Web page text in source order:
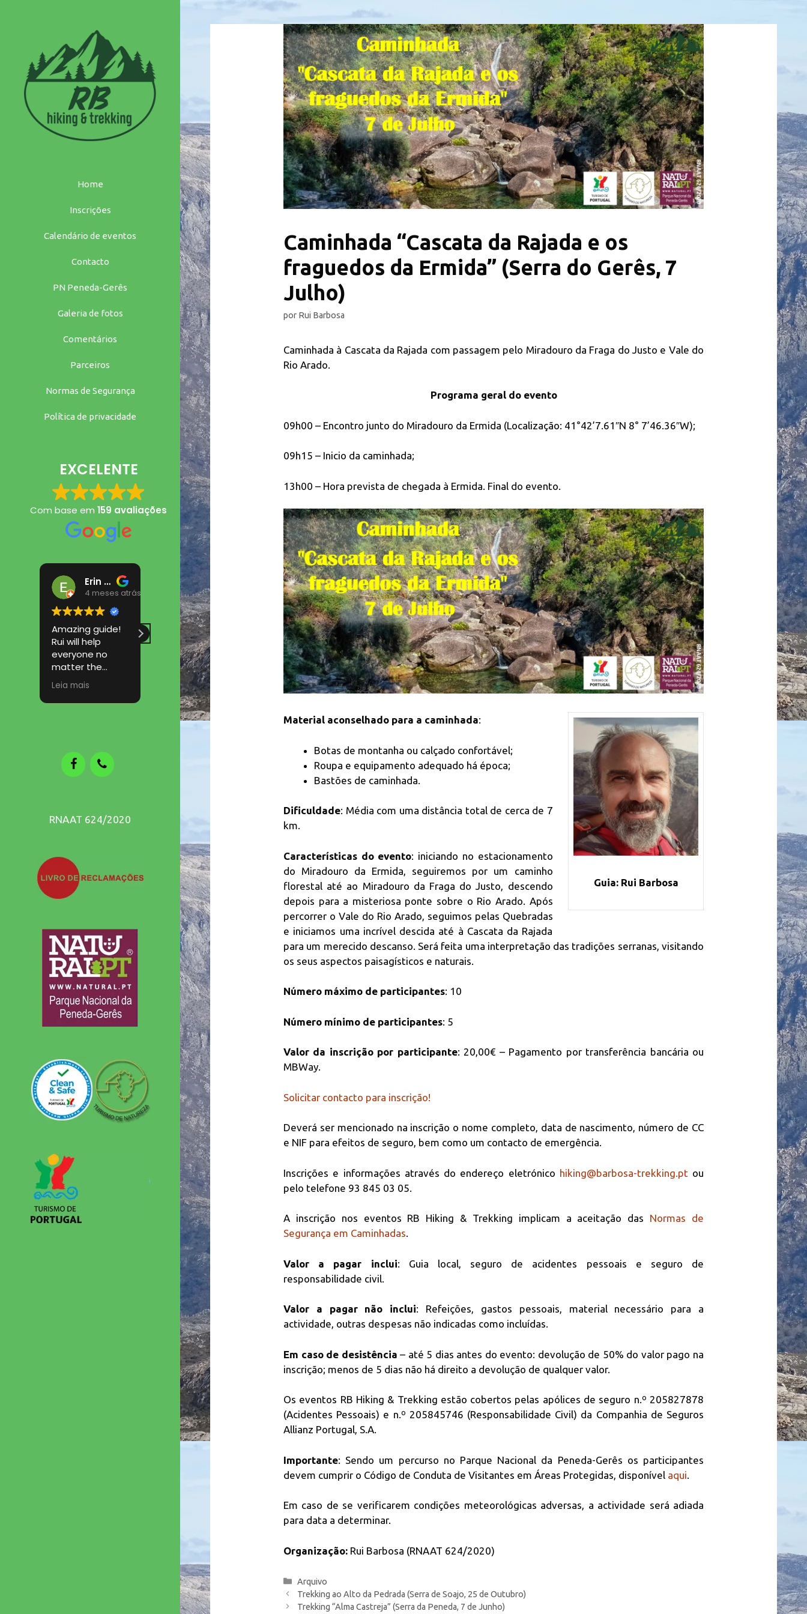
para
Home
Inscrições
Calendário de eventos
Contacto
PN Peneda-Gerês
Galeria de fotos
Comentários
Parceiros
Normas de Segurança
Política de privacidade
EXCELENTE
Com base em 159 avaliações
Erin Kelly
4 meses atrás
Amazing guide!
Rui will help
everyone no
matter the
ability. I hope to
return to try
another trail :)
Leia mais
4 meses atrás
Participar numa
caminhada do
RB Hiking &
Trekking é
sempre uma
aventura
fantástica! Um
guia muito
terapêuticas em
que te esqueces
do teu dia a dia
e viajas numa
aventura única!!
Recomendo
vivamente!!
Obrigado
Leia mais
Joao Antunes
4 meses atrás
Boa noite
Participo nas
caminhadas
organizadas
pelo Rui a já
algum tempo e
uma verdadeira
quem gostar de
montanha e
principalmente
perder os
eventos
organizados
Trekking.
Leia mais
Américo Filipe Lopes
5 meses atrás
adorei revisitar
paisagens já
conhecidos, com
as explicações
detalhadas e
experiências
RB
Leia mais
Antonieta Caldeira
5 meses atrás
Magnífico
encontro!!
Excelente
organização,
com atenção e
cuidado às
breves,
bastante úteis e
excelentes
parceiros para
Gerês!
Leia mais
Manuel Frada
5 meses atrás
Foi um dia
magnifico,
depois de um
inverno de chuva
incessante. Uma
luminosidade
por um percurso
lindíssimo,
orientado pelo
Rui e na
companhia de
um grupo muito
simpático.
Leia mais
7 meses atrás
A hike with Rui is
a life changing
experience! We
fell in love with
and underrated
gem of a region
thanks to Rui, an
RNAAT 624/2020
Caminhada “Cascata da Rajada e os
fraguedos da Ermida” (Serra do Gerês, 7
Julho)
por Rui Barbosa
Caminhada à Cascata da Rajada com passagem pelo Miradouro da Fraga do Justo e Vale do
Rio Arado.
Programa geral do evento
09h00 – Encontro junto do Miradouro da Ermida (Localização: 41°42’7.61″N 8° 7’46.36″W);
09h15 – Inicio da caminhada;
13h00 – Hora prevista de chegada à Ermida. Final do evento.
Guia: Rui Barbosa
Material aconselhado para a caminhada:
Botas de montanha ou calçado confortável;
Roupa e equipamento adequado há época;
Bastões de caminhada.
Dificuldade: Média com uma distância total de cerca de 7
km.
Características do evento: iniciando no estacionamento
do Miradouro da Ermida, seguiremos por um caminho
florestal até ao Miradouro da Fraga do Justo, descendo
depois para a misteriosa ponte sobre o Rio Arado. Após
percorrer o Vale do Rio Arado, seguimos pelas Quebradas
e iniciamos uma incrível descida até à Cascata da Rajada
para um merecido descanso. Será feita uma interpretação das tradições serranas, visitando
os seus aspectos paisagísticos e naturais.
Número máximo de participantes: 10
Número mínimo de participantes: 5
Valor da inscrição por participante: 20,00€ – Pagamento por transferência bancária ou
MBWay.
Solicitar contacto para inscrição!
Deverá ser mencionado na inscrição o nome completo, data de nascimento, número de CC
e NIF para efeitos de seguro, bem como um contacto de emergência.
Inscrições e informações através do endereço eletrónico hiking@barbosa-trekking.pt ou
pelo telefone 93 845 03 05.
A inscrição nos eventos RB Hiking & Trekking implicam a aceitação das Normas de
Segurança em Caminhadas.
Valor a pagar inclui: Guia local, seguro de acidentes pessoais e seguro de
responsabilidade civil.
Valor a pagar não inclui: Refeições, gastos pessoais, material necessário para a
actividade, outras despesas não indicadas como incluídas.
Em caso de desistência – até 5 dias antes do evento: devolução de 50% do valor pago na
inscrição; menos de 5 dias não há direito a devolução de qualquer valor.
Os eventos RB Hiking & Trekking estão cobertos pelas apólices de seguro n.º 205827878
(Acidentes Pessoais) e n.º 205845746 (Responsabilidade Civil) da Companhia de Seguros
Allianz Portugal, S.A.
Importante: Sendo um percurso no Parque Nacional da Peneda-Gerês os participantes
devem cumprir o Código de Conduta de Visitantes em Áreas Protegidas, disponível aqui
Em caso de se verificarem condições meteorológicas adversas, a actividade será adiada
para data a determinar.
Organização: Rui Barbosa (RNAAT 624/2020)
Categorias
Arquivo
Trekking ao Alto da Pedrada (Serra de Soajo, 25 de Outubro)
Trekking “Alma Castreja” (Serra da Peneda, 7 de Junho)